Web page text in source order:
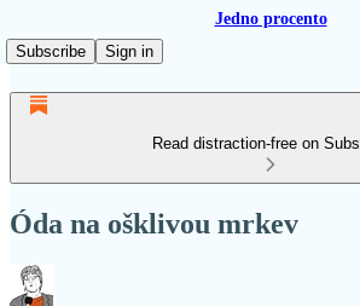
Jedno procento
Subscribe
Sign in
Read distraction-free on
Óda na ošklivou mrkev